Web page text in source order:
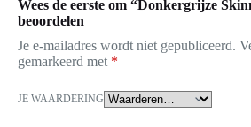
Wees de eerste om “Donkergrijze
beoordelen
Je e-mailadres wordt niet gepubliceerd.
gemarkeerd met *
JE WAARDERING